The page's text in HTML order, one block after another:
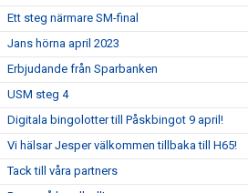
Ett steg närmare SM-final
Jans hörna april 2023
Erbjudande från Sparbanken
USM steg 4
Digitala bingolotter till Påskbingot 9 april!
Vi hälsar Jesper välkommen tillbaka till H65!
Tack till våra partners